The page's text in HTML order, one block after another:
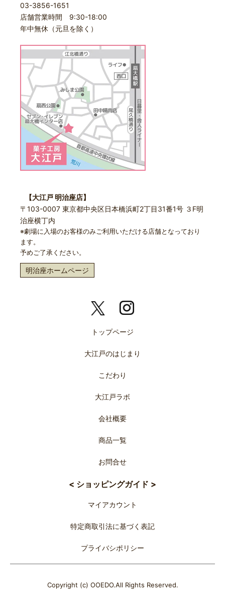
03-3856-1651
店舗営業時間 9:30-18:00
年中無休（元旦を除く）
【大江戸 明治座店】
〒103-0007 東京都中央区日本橋浜町2丁目31番1号 ３F明
治座横丁内
※劇場に入場のお客様のみご利用いただける店舗となっており
ます。
予めご了承ください。
明治座ホームページ
トップページ
大江戸のはじまり
こだわり
大江戸ラボ
会社概要
商品一覧
お問合せ
< ショッピングガイド >
マイアカウント
特定商取引法に基づく表記
プライバシポリシー
Copyright (c) OOEDO.All Rights Reserved.